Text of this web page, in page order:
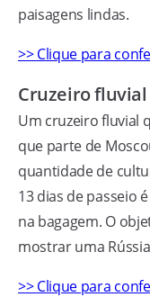
paisagens lindas.
>> Clique para
Cruzeiro fluvial
Um cruzeiro fluvial
que parte de
quantidade de
13 dias de passeio
na bagagem. O
mostrar uma
>> Clique para